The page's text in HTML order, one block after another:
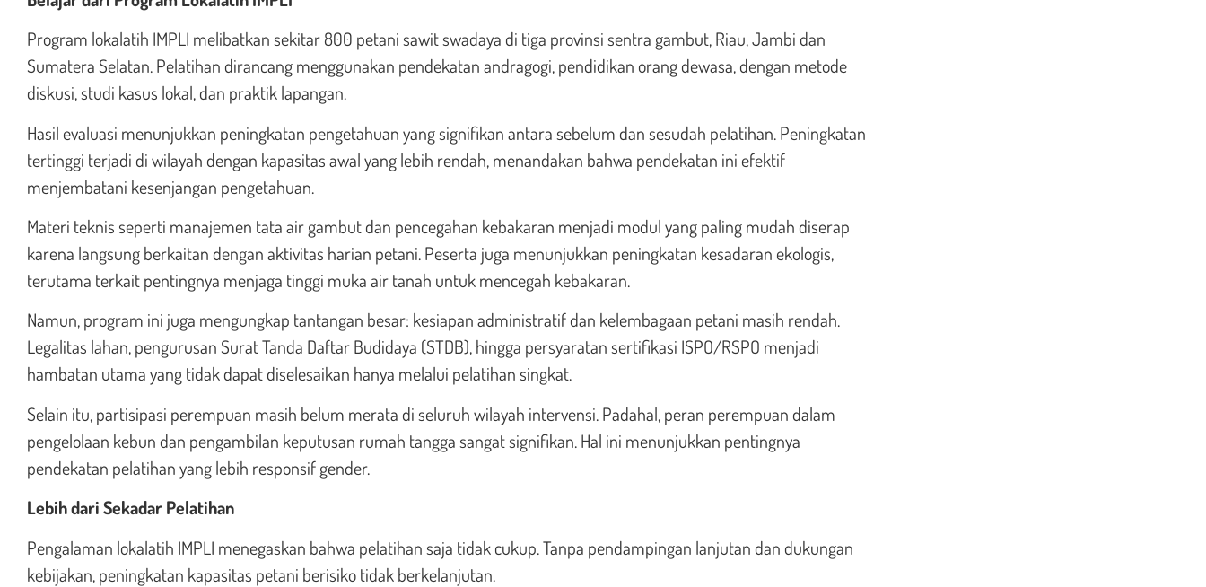
Program lokalatih IMPLI melibatkan sekitar 800 petani sawit swadaya di tiga provinsi sentra gambut, Riau, Jambi dan
Sumatera Selatan. Pelatihan dirancang menggunakan pendekatan andragogi, pendidikan orang dewasa, dengan metode
diskusi, studi kasus lokal, dan praktik lapangan.
Hasil evaluasi menunjukkan peningkatan pengetahuan yang signifikan antara sebelum dan sesudah pelatihan. Peningkatan
tertinggi terjadi di wilayah dengan kapasitas awal yang lebih rendah, menandakan bahwa pendekatan ini efektif
menjembatani kesenjangan pengetahuan.
Materi teknis seperti manajemen tata air gambut dan pencegahan kebakaran menjadi modul yang paling mudah diserap
karena langsung berkaitan dengan aktivitas harian petani. Peserta juga menunjukkan peningkatan kesadaran ekologis,
terutama terkait pentingnya menjaga tinggi muka air tanah untuk mencegah kebakaran.
Namun, program ini juga mengungkap tantangan besar: kesiapan administratif dan kelembagaan petani masih rendah.
Legalitas lahan, pengurusan Surat Tanda Daftar Budidaya (STDB), hingga persyaratan sertifikasi ISPO/RSPO menjadi
hambatan utama yang tidak dapat diselesaikan hanya melalui pelatihan singkat.
Selain itu, partisipasi perempuan masih belum merata di seluruh wilayah intervensi. Padahal, peran perempuan dalam
pengelolaan kebun dan pengambilan keputusan rumah tangga sangat signifikan. Hal ini menunjukkan pentingnya
pendekatan pelatihan yang lebih responsif gender.
Lebih dari Sekadar Pelatihan
Pengalaman lokalatih IMPLI menegaskan bahwa pelatihan saja tidak cukup. Tanpa pendampingan lanjutan dan dukungan
kebijakan, peningkatan kapasitas petani berisiko tidak berkelanjutan.